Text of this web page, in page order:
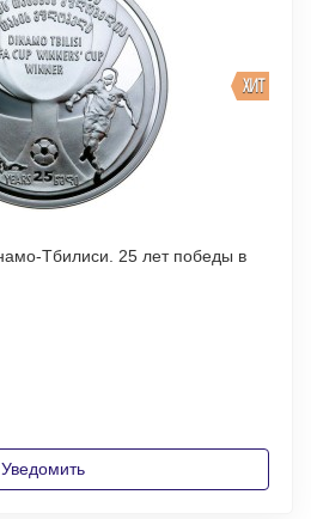
ХИТ
Уведомить